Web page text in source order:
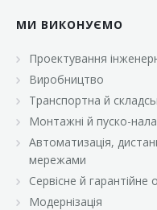
«Класс»
«Марс»
МИ ВИКОНУЄМО
Проектування
Виробництво
Транспортна й
Монтажні й пуско-
Автоматизація,
мережами
Сервісне й
Модернізація